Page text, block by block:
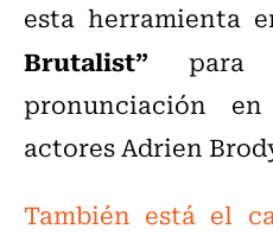
esta herramienta
Brutalist” para
pronunciación
actores Adrien
También está el